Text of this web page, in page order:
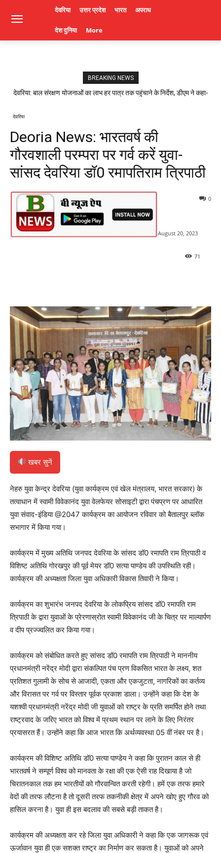
देवरिया उत्तर प्रदेश भारत अपराध
देश दुनिया More
BREAKING NEWS
देवरिया: बाल संरक्षण योजनाओं का लाभ हर पात्र तक पहुंचाने के निर्देश, डीएम ने कहा-
देवरिया
Deoria News: भारतवर्ष की
गौरवशाली परम्परा पर गर्व करें युवा-
सांसद देवरिया डॉ0 रमापतिराम त्रिपाठी
August 20, 2023
0
71
खबर सुनें
नेहरु युवा केन्द्र देवरिया (युवा कार्यक्रम एवं खेल मंत्रालय, भारत सरकार) के
तत्वाधान में स्वामी विवेकानंद युवा वेलफेयर सोसाइटी द्वारा पंचप्रण पर आधारित
युवा संवाद-इंडिया @2047 कार्यक्रम का आयोजन रविवार को बैतालपुर ब्लॉक
सभागार में किया गया।
कार्यक्रम में मुख्य अतिथि जनपद देवरिया के सांसद डॉ0 रमापति राम त्रिपाठी व
विशिष्ट अतिथि गोरखपुर की पूर्व मेयर डॉ0 सत्या पाण्डेय की उपस्थिति रही।
कार्यक्रम की अध्यक्षता जिला युवा अधिकारी विकास तिवारी ने किया।
कार्यक्रम का शुभारंभ जनपद देवरिया के लोकप्रिय सांसद डॉ0 रमापति राम
त्रिपाठी के द्वारा युवाओं के प्रेरणास्रोत स्वामी विवेकानंद जी के चित्र पर माल्यार्पण
व दीप प्रज्ज्वलित कर किया गया।
कार्यक्रम को संबोधित करते हुए सांसद डॉ0 रमापति राम त्रिपाठी ने माननीय
प्रधानमंत्री नरेंद्र मोदी द्वारा संकल्पित पंच प्रण विकसित भारत के लक्ष्य, शत
प्रतिशत गुलामी के सोच से आजादी, एकता और एकजुटता, नागरिकों का कर्तव्य
और विरासत पर गर्व पर विस्तार पूर्वक प्रकाश डाला। उन्होंने कहा कि देश के
यशश्वी प्रधानमंत्री नरेंद्र मोदी जी युवाओं को राष्ट्र के प्रति समर्पित होने तथा
राष्ट्रवाद के जरिए भारत को विश्व में प्रथम स्थान पर लाने के लिए निरंतर
प्रयासरत हैं। उन्होंने कहा कि आज भारत कि अर्थव्यवस्था 05 वीं नंबर पर है।
कार्यक्रम की विशिष्ट अतिथि डॉ0 सत्या पाण्डेय ने कहा कि पुरातन काल से ही
भारतवर्ष ने सम्पूर्ण विश्व को मानवता के रक्षा की एक ऐसी राह दिखाया है जो
चिरातनकाल तक हम भारतीयों को गौरवान्वित करती रहेगी। हमें एक तरफ हमारे
वेदों की तरफ लौटना है तो दूसरी तरफ तकनीकी क्षेत्र में अपने खोए हुए गौरव को
हासिल करना है। युवा ही इस बदलाव की सबसे बड़ी ताकत है।
कार्यक्रम की अध्यक्षता कर रहे जिला युवा अधिकारी ने कहा कि एक जागरूक एवं
ऊर्जावान युवा ही एक सशक्त राष्ट्र का निर्माण कर सकता है। युवाओं को अपने